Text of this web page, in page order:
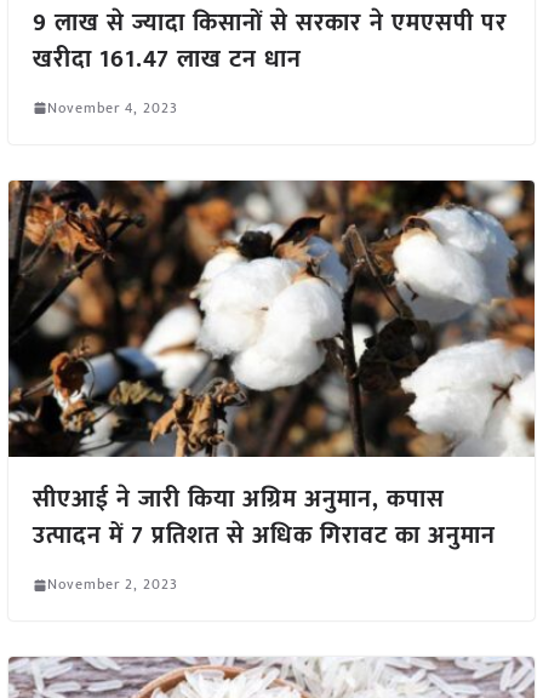
9 लाख से ज्यादा किसानों से सरकार ने एमएसपी पर
खरीदा 161.47 लाख टन धान
November 4, 2023
सीएआई ने जारी किया अग्रिम अनुमान, कपास
उत्पादन में 7 प्रतिशत से अधिक गिरावट का अनुमान
November 2, 2023